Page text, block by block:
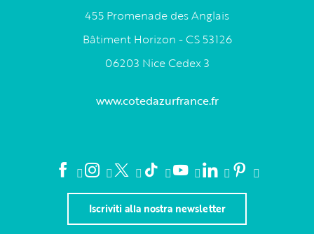
455 Promenade des Anglais
Bâtiment Horizon - CS 53126
06203 Nice Cedex 3
www.cotedazurfrance.fr
Iscriviti alla nostra newsletter